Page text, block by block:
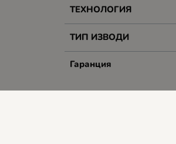
ТЕХНОЛОГИЯ
ТИП ИЗВОДИ
Гаранция